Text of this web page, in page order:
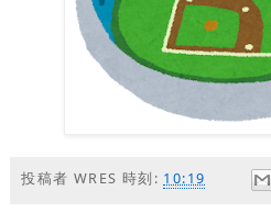
投稿者 WRES 時刻: 10:19